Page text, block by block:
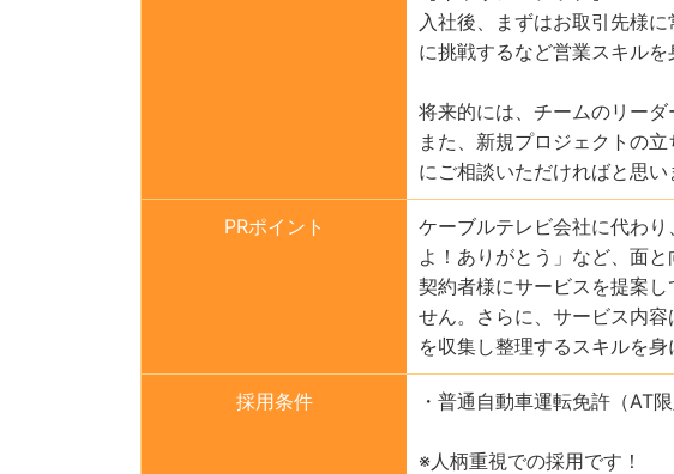
入社後、まずはお取引先様
に挑戦するなど営業スキル
将来的には、チームのリーダ
また、新規プロジェクトの
にご相談いただければと思い
PRポイント
ケーブルテレビ会社に代わ
よ！ありがとう」など、面
契約者様にサービスを提案
せん。さらに、サービス内
を収集し整理するスキルを身
採用条件 ・普通自動車運転免許（AT限
※人柄重視での採用です！